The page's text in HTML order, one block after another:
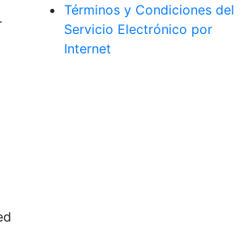
Términos y Condiciones del
Servicio Electrónico por
Internet